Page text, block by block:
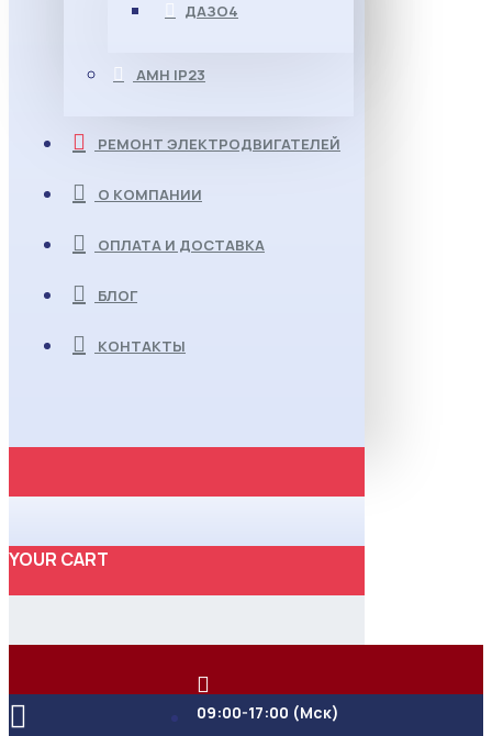
ДАЗО4
АМН IP23
РЕМОНТ ЭЛЕКТРОДВИГАТЕЛЕЙ
О КОМПАНИИ
ОПЛАТА И ДОСТАВКА
БЛОГ
КОНТАКТЫ
YOUR CART
09:00-17:00 (Мск)